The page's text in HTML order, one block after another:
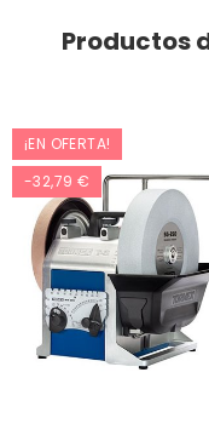
Productos
¡EN OFERTA!
-32,79 €